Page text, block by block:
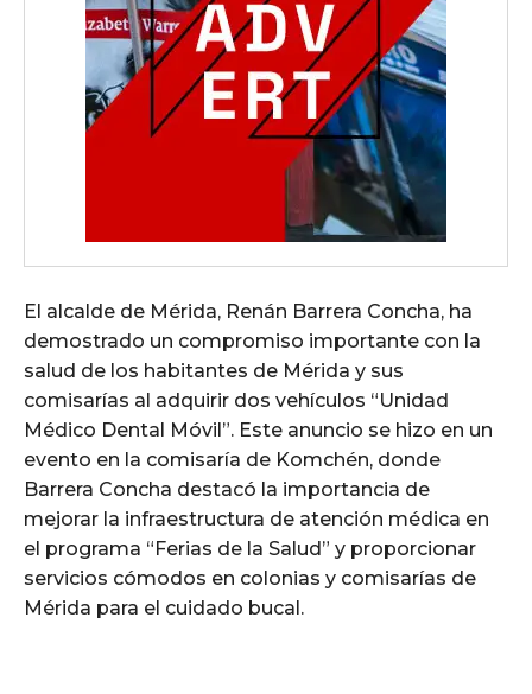
El alcalde de Mérida, Renán Barrera Concha, ha
demostrado un compromiso importante con la
salud de los habitantes de Mérida y sus
comisarías al adquirir dos vehículos “Unidad
Médico Dental Móvil”. Este anuncio se hizo en un
evento en la comisaría de Komchén, donde
Barrera Concha destacó la importancia de
mejorar la infraestructura de atención médica en
el programa “Ferias de la Salud” y proporcionar
servicios cómodos en colonias y comisarías de
Mérida para el cuidado bucal.